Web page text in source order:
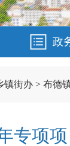
政
镇街办 > 布德
专项